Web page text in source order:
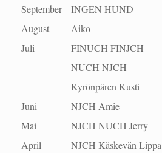
September
INGEN HUND
August
Aiko
Juli
FINUCH FINJCH
NUCH NJCH
Kyrönpären Kusti
Juni NJCH Amie
Mai
NJCH NUCH Jerry
April
NJCH Käskevän Lippa